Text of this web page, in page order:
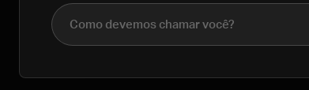
Nome completo